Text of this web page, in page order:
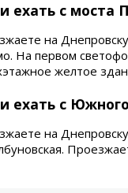
ехать с моста
на
На первом
желтое
ехать с
на